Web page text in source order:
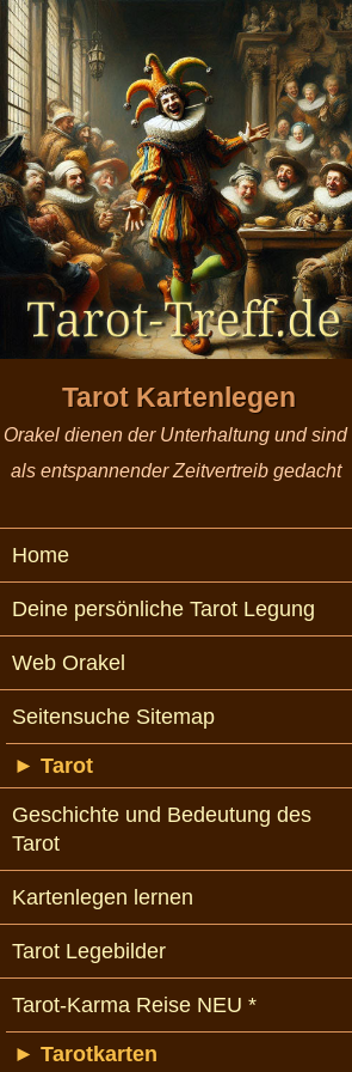
Tarot Kartenlegen
Orakel dienen der Unterhaltung und sind
als entspannender Zeitvertreib gedacht
Home
Deine persönliche Tarot Legung
Web Orakel
Seitensuche Sitemap
► Tarot
Geschichte und Bedeutung des
Tarot
Kartenlegen lernen
Tarot Legebilder
Tarot-Karma Reise NEU *
► Tarotkarten